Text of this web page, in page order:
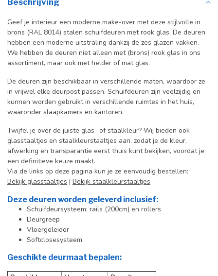
Beschrijving
Geef je interieur een moderne make-over met deze stijlvolle in
brons (RAL 8014) stalen schuifdeuren met rook glas. De deuren
hebben een moderne uitstraling dankzij de zes glazen vakken.
We hebben de deuren niet alleen met (brons) rook glas in ons
assortiment, maar ook met helder of mat glas.
De deuren zijn beschikbaar in verschillende maten, waardoor ze
in vrijwel elke deurpost passen. Schuifdeuren zijn veelzijdig en
kunnen worden gebruikt in verschillende ruimtes in het huis,
waaronder slaapkamers en kantoren.
Twijfel je over de juiste glas- of staalkleur? Wij bieden ook
glasstaaltjes en staalkleurstaaltjes aan, zodat je de kleur,
afwerking en transparantie eerst thuis kunt bekijken, voordat je
een definitieve keuze maakt.
Via de links op deze pagina kun je ze eenvoudig bestellen:
Bekijk glasstaaltjes | Bekijk staalkleurstaaltjes
Deze deuren worden geleverd inclusief:
Schuifdeursysteem: rails (200cm) en rollers
Deurgreep
Vloergeleider
Softclosesysteem
Geschikte deurmaat bepalen: